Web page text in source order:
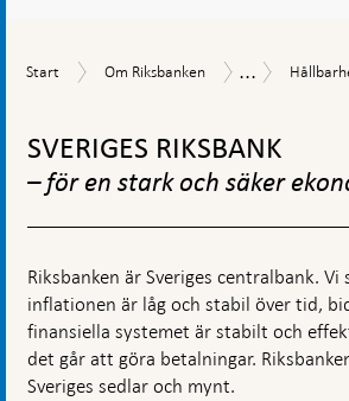
Start
Start
Om
Om Riksbanken
Uppdrag
...
toppnavigation
SVERIGES RIKSBANK
– för en stark och säker
Riksbanken är Sveriges centralbank.
inflationen är låg och stabil över tid,
finansiella systemet är stabilt och
det går att göra betalningar.
Sveriges sedlar och mynt.